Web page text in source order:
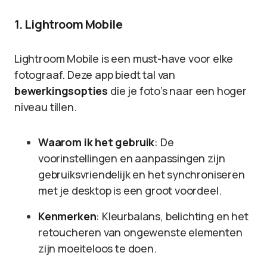
1. Lightroom Mobile
Lightroom Mobile is een must-have voor elke
fotograaf. Deze app biedt tal van
bewerkingsopties die je foto’s naar een hoger
niveau tillen.
Waarom ik het gebruik: De
voorinstellingen en aanpassingen zijn
gebruiksvriendelijk en het synchroniseren
met je desktop is een groot voordeel.
Kenmerken: Kleurbalans, belichting en het
retoucheren van ongewenste elementen
zijn moeiteloos te doen.